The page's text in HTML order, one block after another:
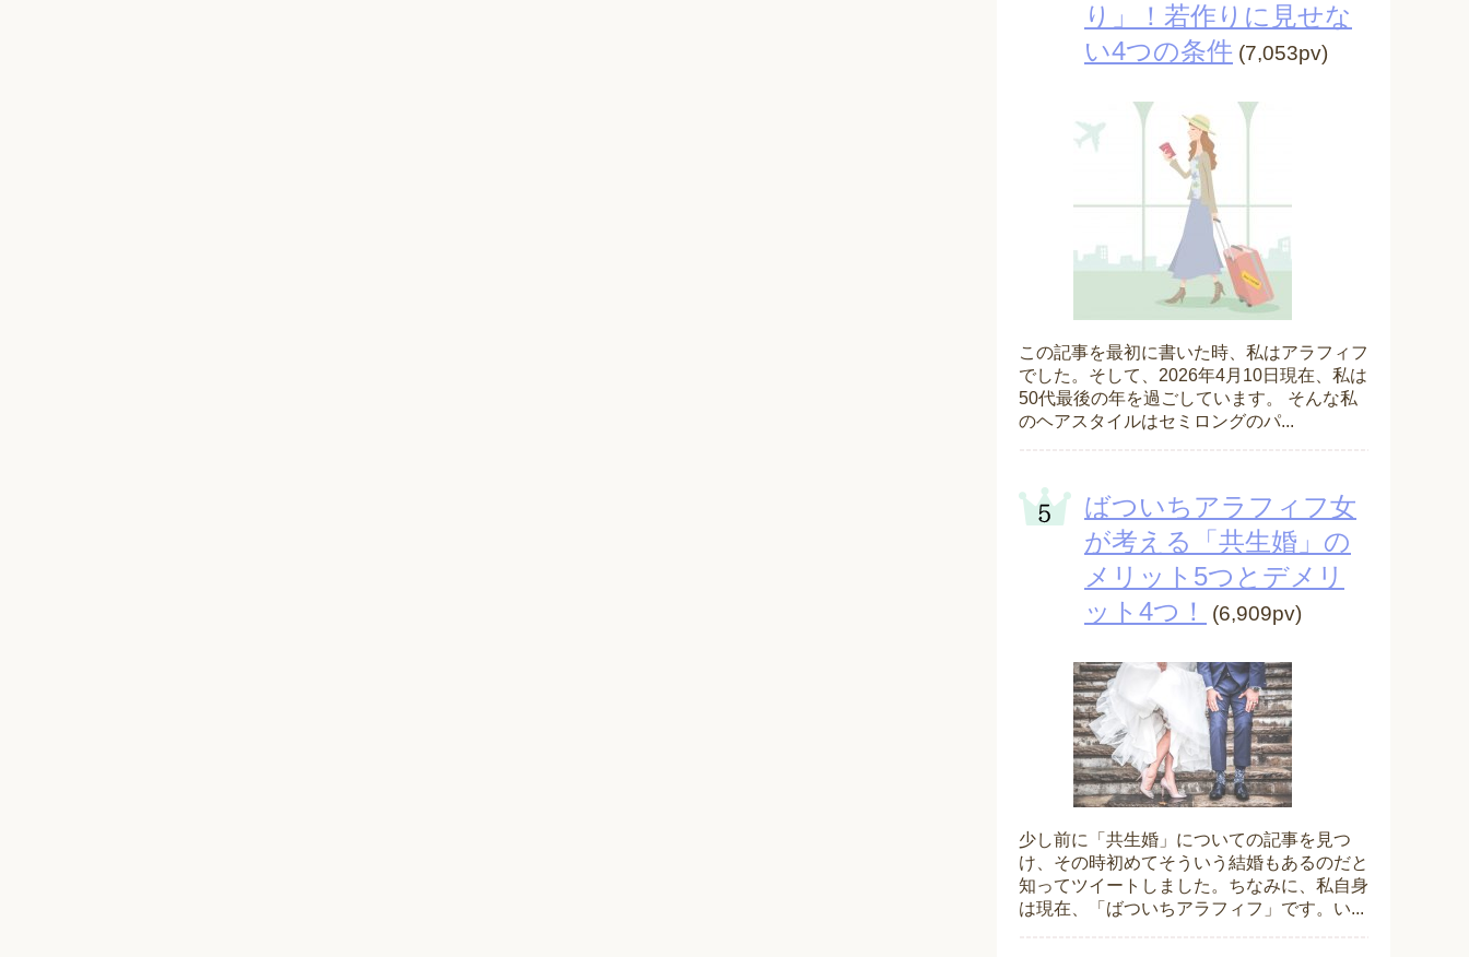
り」！若作りに見せな
い4つの条件 (7,053pv)
この記事を最初に書いた時、私はアラフィフ
でした。そして、2026年4月10日現在、私は
50代最後の年を過ごしています。 そんな私
のヘアスタイルはセミロングのパ...
ばついちアラフィフ女
が考える「共生婚」の
メリット5つとデメリ
ット4つ！
(6,909pv)
少し前に「共生婚」についての記事を見つ
け、その時初めてそういう結婚もあるのだと
知ってツイートしました。ちなみに、私自身
は現在、「ばついちアラフィフ」です。い...